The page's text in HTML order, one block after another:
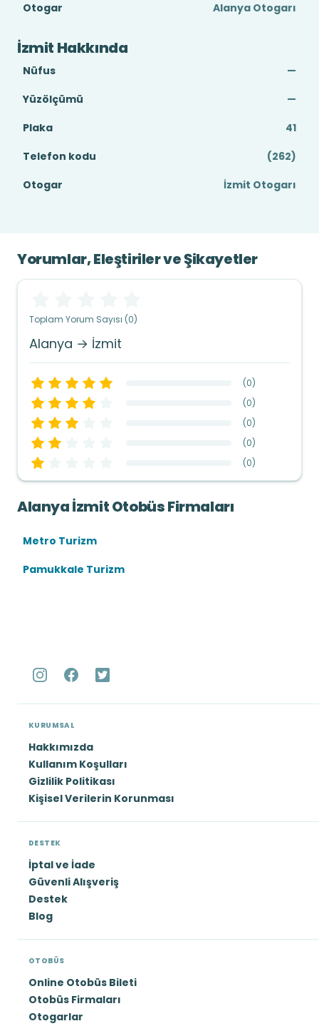
Otogar
Alanya Otogarı
İzmit Hakkında
Nüfus
—
Yüzölçümü
—
Plaka
41
Telefon kodu
(262)
Otogar
İzmit Otogarı
Yorumlar, Eleştiriler ve Şikayetler
Toplam Yorum Sayısı (0)
Alanya → İzmit
(0)
(0)
(0)
(0)
(0)
Alanya İzmit Otobüs Firmaları
Metro Turizm
Pamukkale Turizm
KURUMSAL
Hakkımızda
Kullanım Koşulları
Gizlilik Politikası
Kişisel Verilerin Korunması
DESTEK
İptal ve İade
Güvenli Alışveriş
Destek
Blog
OTOBÜS
Online Otobüs Bileti
Otobüs Firmaları
Otogarlar